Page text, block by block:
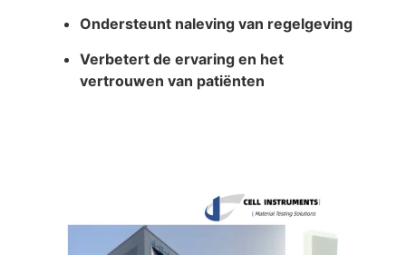
Ondersteunt naleving van regelgeving
Verbetert de ervaring en het
vertrouwen van patiënten